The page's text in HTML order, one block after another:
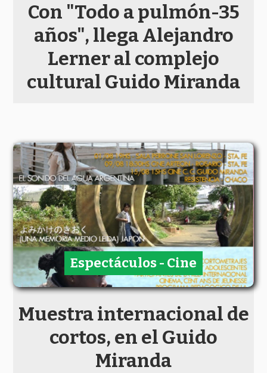
Con "Todo a pulmón-35
años", llega Alejandro
Lerner al complejo
cultural Guido Miranda
Muestra internacional de
cortos, en el Guido
Miranda
Espectáculos - Cine